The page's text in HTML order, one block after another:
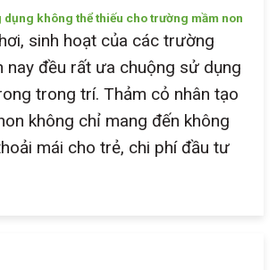
dụng không thể thiếu cho trường mầm non
sinh hoạt của các trường
nay đều rất ưa chuộng sử dụng
trong trí. Thảm cỏ nhân tạo
không chỉ mang đến không
mái cho trẻ, chi phí đầu tư